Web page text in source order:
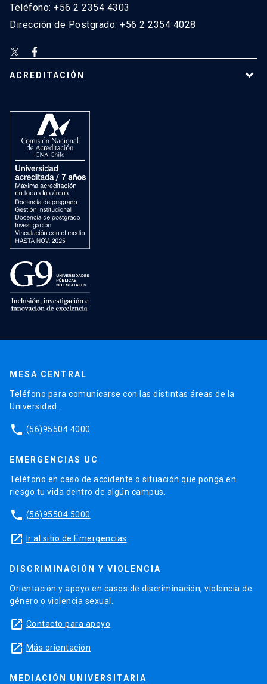
Teléfono: +56 2 2354 4303
Dirección de Postgrado: +56 2 2354 4028
ACREDITACIÓN
MESA CENTRAL
Teléfono para comunicarse con las distintas áreas de la
Universidad.
phone (56)95504 4000
EMERGENCIAS UC
Teléfono en caso de accidente o situación que ponga en
riesgo tu vida dentro de algún campus.
phone (56)95504 5000
launch Ir al sitio de Emergencias
DISCRIMINACIÓN Y VIOLENCIA
Orientación y apoyo en casos de discriminación, violencia de
género o violencia sexual.
launch Contacto para apoyo
launch Más orientación
MEDIACIÓN UNIVERSITARIA